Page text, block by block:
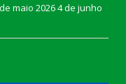
maio 20264 de junho